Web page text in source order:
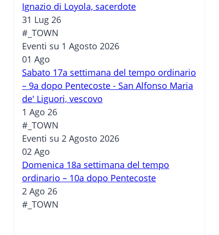
Ignazio di Loyola, sacerdote
31 Lug 26
#_TOWN
Eventi su 1 Agosto 2026
01 Ago
Sabato 17a settimana del tempo ordinario
– 9a dopo Pentecoste - San Alfonso Maria
de' Liguori, vescovo
1 Ago 26
#_TOWN
Eventi su 2 Agosto 2026
02 Ago
Domenica 18a settimana del tempo
ordinario – 10a dopo Pentecoste
2 Ago 26
#_TOWN